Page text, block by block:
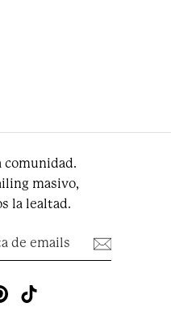
comunidad.
masivo,
la lealtad.
Pinterest